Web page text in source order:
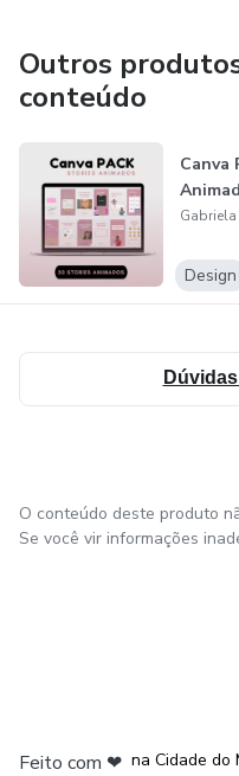
Será um prazer ter você
Outros
conteúdo
Canva
Gabriela
Design
O conteúdo deste produto
Se você vir informações
Feito com ❤ na Cidade do